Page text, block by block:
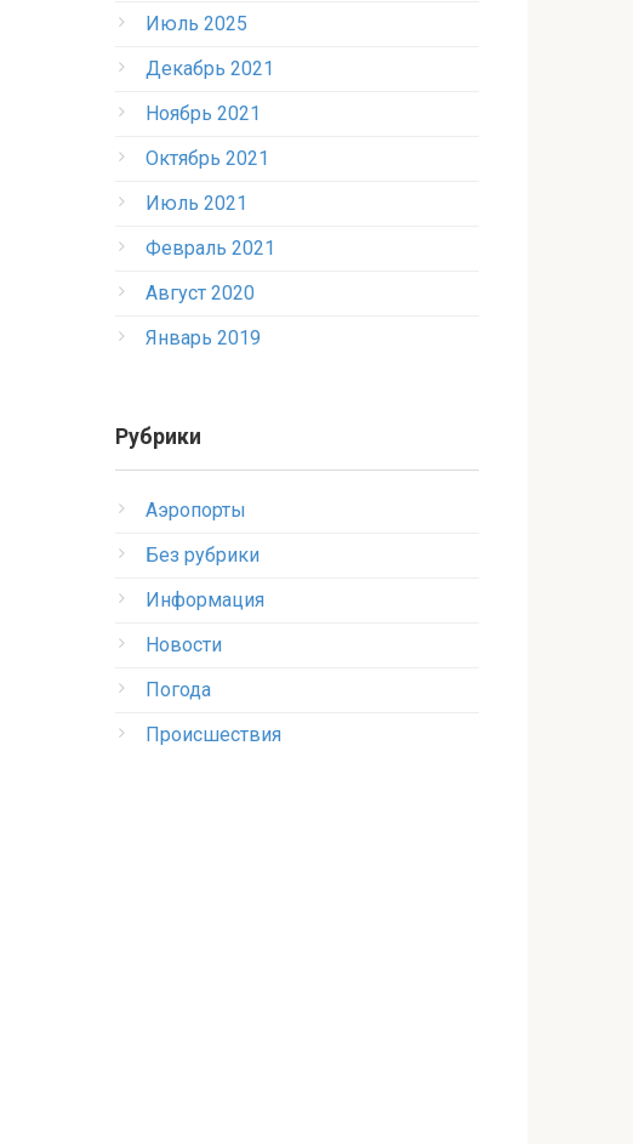
Июль 2025
Декабрь 2021
Ноябрь 2021
Октябрь 2021
Июль 2021
Февраль 2021
Август 2020
Январь 2019
Рубрики
Аэропорты
Без рубрики
Информация
Новости
Погода
Происшествия